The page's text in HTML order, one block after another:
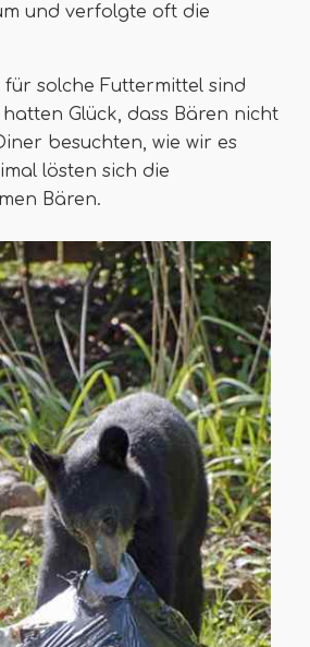
und verfolgte oft die
für solche Futtermittel sind
Glück, dass Bären nicht
besuchten, wie wir es
lösten sich die
Bären.